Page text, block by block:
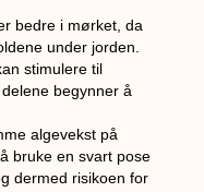
bedre i mørket, da
under jorden.
stimulere til
begynner å
algevekst på
bruke en svart pose
dermed risikoen for